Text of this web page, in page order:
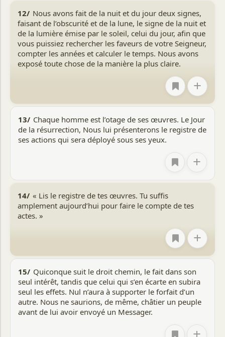
12/ Nous avons fait de la nuit et du jour deux signes,
faisant de l’obscurité et de la lune, le signe de la nuit et
de la lumière émise par le soleil, celui du jour, afin que
vous puissiez rechercher les faveurs de votre Seigneur,
compter les années et calculer le temps. Nous avons
exposé toute chose de la manière la plus claire.
+
13/ Chaque homme est l’otage de ses œuvres. Le Jour
de la résurrection, Nous lui présenterons le registre de
ses actions qui sera déployé sous ses yeux.
+
14/ « Lis le registre de tes œuvres. Tu suffis
amplement aujourd’hui pour faire le compte de tes
actes. »
+
15/ Quiconque suit le droit chemin, le fait dans son
seul intérêt, tandis que celui qui s’en écarte en subira
seul les effets. Nul n’aura à supporter le forfait d’un
autre. Nous ne saurions, de même, châtier un peuple
avant de lui avoir envoyé un Messager.